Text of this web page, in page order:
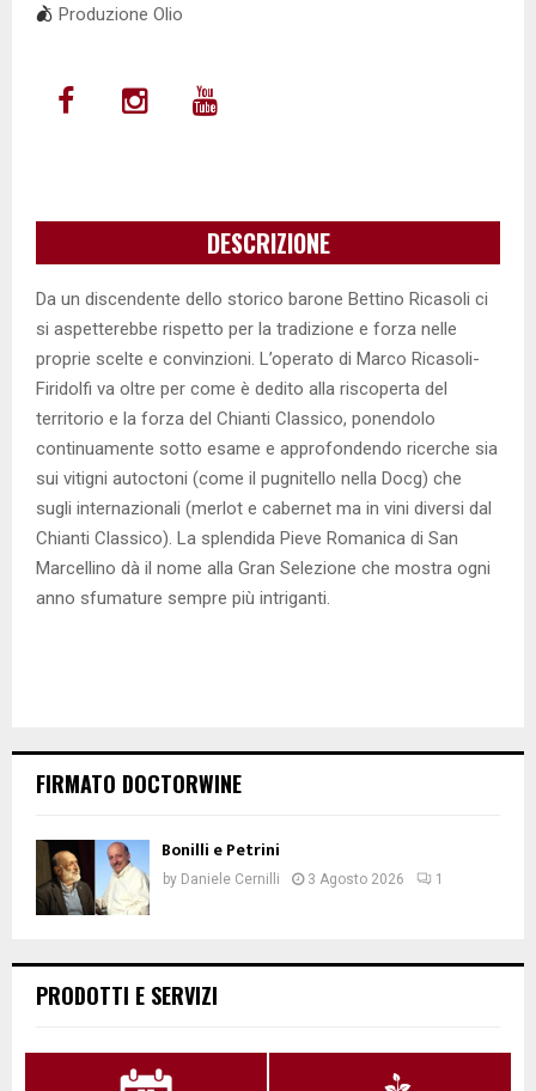
Produzione Olio
DESCRIZIONE
Da un discendente dello storico barone Bettino Ricasoli ci
si aspetterebbe rispetto per la tradizione e forza nelle
proprie scelte e convinzioni. L’operato di Marco Ricasoli-
Firidolfi va oltre per come è dedito alla riscoperta del
territorio e la forza del Chianti Classico, ponendolo
continuamente sotto esame e approfondendo ricerche sia
sui vitigni autoctoni (come il pugnitello nella Docg) che
sugli internazionali (merlot e cabernet ma in vini diversi dal
Chianti Classico). La splendida Pieve Romanica di San
Marcellino dà il nome alla Gran Selezione che mostra ogni
anno sfumature sempre più intriganti.
FIRMATO DOCTORWINE
Bonilli e Petrini
by Daniele Cernilli 3 Agosto 2026 1
PRODOTTI E SERVIZI